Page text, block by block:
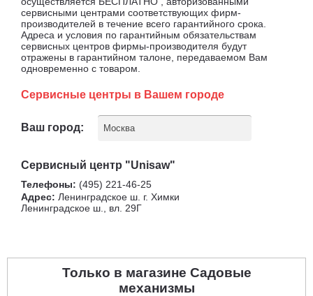
сервисными центрами соответствующих фирм-
производителей в течение всего гарантийного срока.
Адреса и условия по гарантийным обязательствам
сервисных центров фирмы-производителя будут
отражены в гарантийном талоне, передаваемом Вам
одновременно с товаром.
Сервисные центры в Вашем городе
Ваш город: Москва
Сервисный центр "Unisaw"
Телефоны: (495) 221-46-25
Адрес: Ленинградское ш. г. Химки
Ленинградское ш., вл. 29Г
Только в магазине Садовые
механизмы